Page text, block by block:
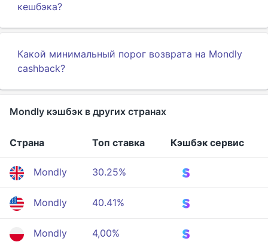
кешбэка?
Какой минимальный порог возврата на Mondly
cashback?
Mondly кэшбэк в других странах
Страна Топ ставка Кэшбэк сервис
Mondly 30.25%
Mondly 40.41%
Mondly 4,00%